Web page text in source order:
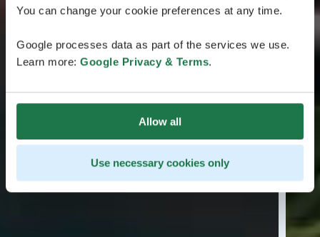
You can change your cookie preferences at any time.
Google processes data as part of the services we use.
Learn more: Google Privacy & Terms.
Allow all
Use necessary cookies only